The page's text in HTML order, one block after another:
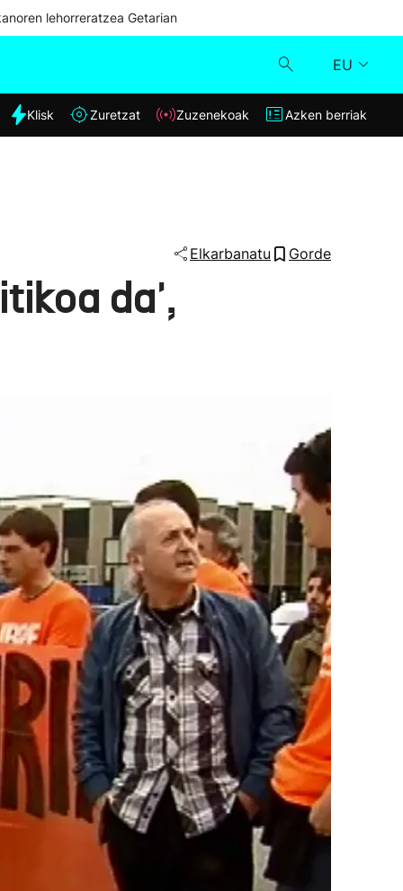
lehorreratzea Getarian
EU
Klisk
Klisk Zuretzat Zuzenekoak Azken berriak
Elkarbanatu Gorde
da',